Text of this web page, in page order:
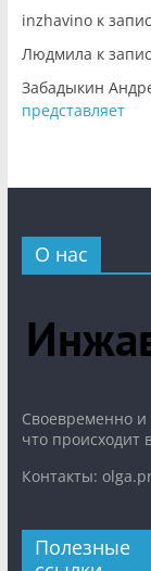
inzhavinoк
Людмила к
Забадыкин
представляет
О нас
Cвоевременно
что происходит
Контакты:
Полезные